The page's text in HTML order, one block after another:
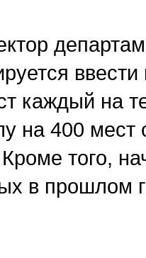
каждый на
на 400 мест
того,
в прошлом